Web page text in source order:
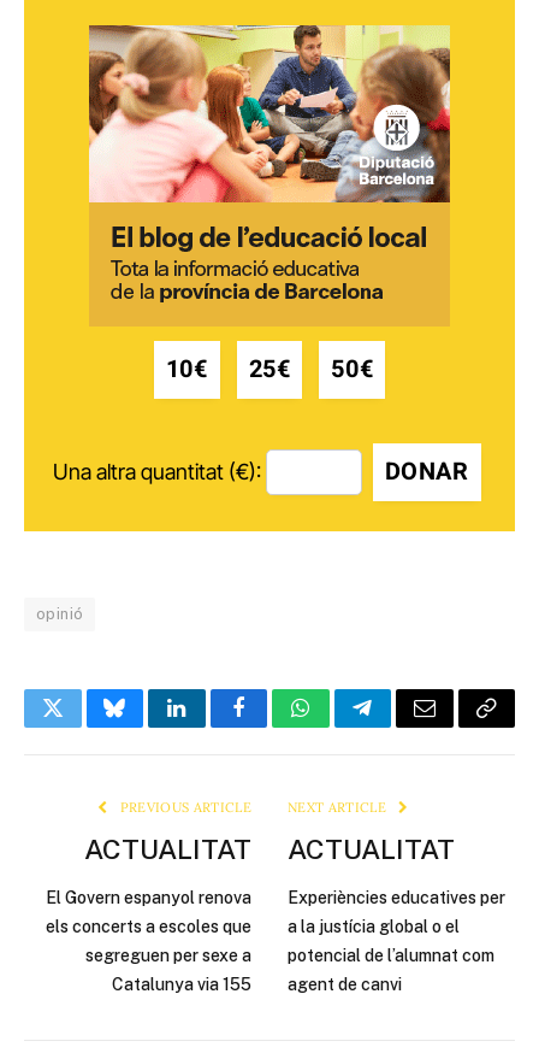
10€ 25€ 50€
Una altra quantitat (€): DONAR
opinió
TwitterBlueskyLinkedInFacebookWhatsAppTelegramEmail Copy
PREVIOUS ARTICLE
ACTUALITAT
El Govern espanyol renova
els concerts a escoles que
segreguen per sexe a
Catalunya via 155
NEXT ARTICLE
ACTUALITAT
Experiències educatives per
a la justícia global o el
potencial de l’alumnat com
agent de canvi